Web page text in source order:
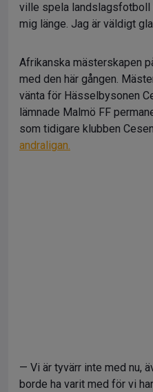
ville spela landslagsfotboll
mig länge. Jag är väldigt
Afrikanska mästerskapen
med den här gången.
vänta för Hässelbysonen
lämnade Malmö FF
som tidigare klubben
andraligan.
— Vi är tyvärr inte med nu,
borde ha varit med för vi